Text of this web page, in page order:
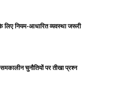
के लिए नियम-आधारित व्यवस्था जरूरी
चुनौतियों पर तीखा प्रश्न